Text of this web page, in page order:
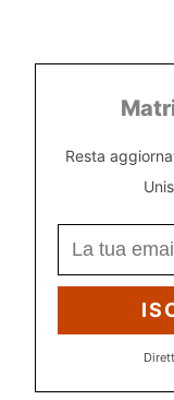
Resta